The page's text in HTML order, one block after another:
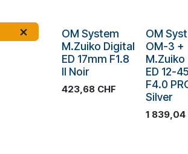
Plus de stock
OM System
M.Zuiko Digital
ED 17mm F1.8
II Noir
423,68 CHF
Plus de
OM
OM-3 +
ED 12-
F4.0
Silver
1 839,04